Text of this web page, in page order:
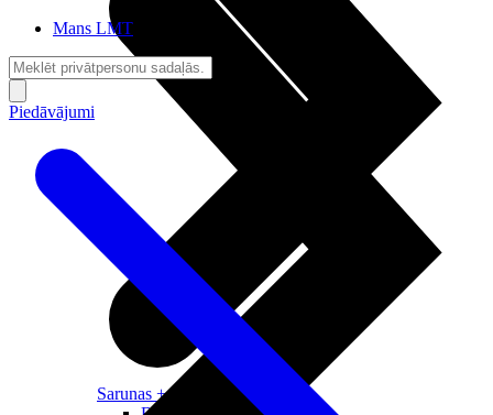
Sarunas + Internets
Mans LMT
Piedāvājumi